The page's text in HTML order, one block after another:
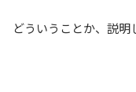
どういうことか、説明